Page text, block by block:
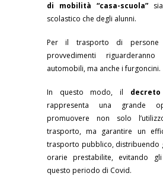
di mobilità “casa-scuola”
scolastico che degli alunni.
Per il trasporto di
provvedimenti
automobili, ma anche i furgoncini.
In questo modo, il
rappresenta una grande
promuovere non solo
trasporto, ma garantire un
trasporto pubblico, distribuendo
orarie prestabilite, evitando
questo periodo di Covid.